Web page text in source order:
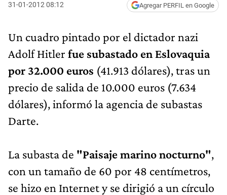
31-01-2012 08:12 Agregar PERFIL en Google
Un cuadro pintado por el dictador nazi
Adolf Hitler fue subastado en Eslovaquia
por 32.000 euros (41.913 dólares), tras un
precio de salida de 10.000 euros (7.634
dólares), informó la agencia de subastas
Darte.
La subasta de "Paisaje marino nocturno",
con un tamaño de 60 por 48 centímetros,
se hizo en Internet y se dirigió a un círculo